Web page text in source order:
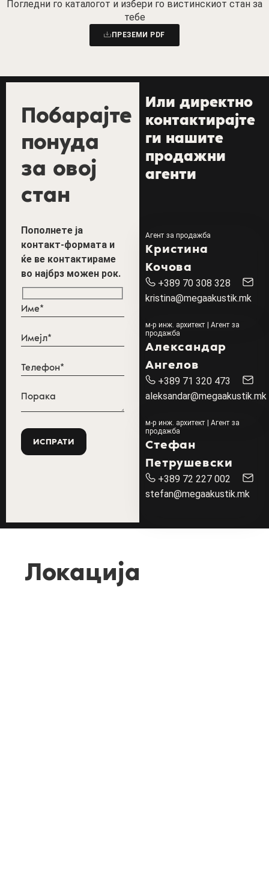
Погледни го каталогот и избери го вистинскиот стан за
тебе
ПРЕЗЕМИ PDF
Побарајте
понуда
за овој
стан
Пополнете ја
контакт-формата и
ќе ве контактираме
во најбрз можен рок.
Или директно
контактирајте
ги нашите
продажни
агенти
Агент за продажба
Кристина
Кочова
+389 70 308 328
kristina@megaakustik.mk
м-р инж. архитект | Агент за
продажба
Александар
Ангелов
+389 71 320 473
aleksandar@megaakustik.mk
м-р инж. архитект | Агент за
продажба
Стефан
Петрушевски
+389 72 227 002
stefan@megaakustik.mk
Локација